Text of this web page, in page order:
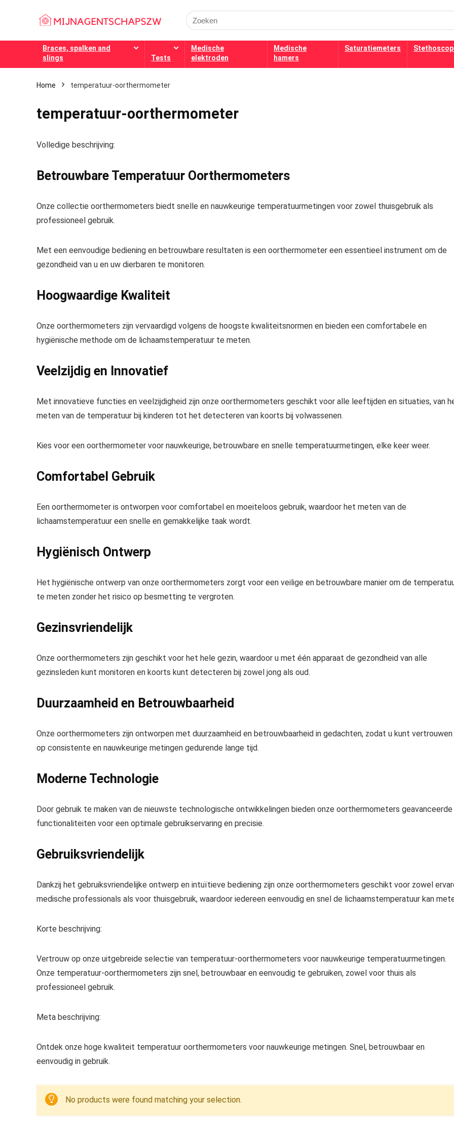
Search
for:
Braces, spalken and
slings
Tests
Medische
elektroden
Medische
hamers
Saturatiemeters
Home temperatuur-oorthermometer
temperatuur-oorthermometer
Volledige beschrijving:
Betrouwbare Temperatuur Oorthermometers
Onze collectie oorthermometers biedt snelle en nauwkeurige temperatuurmetingen voor zowel thuisgebruik als
professioneel gebruik.
Met een eenvoudige bediening en betrouwbare resultaten is een oorthermometer een essentieel instrument om de
gezondheid van u en uw dierbaren te monitoren.
Hoogwaardige Kwaliteit
Onze oorthermometers zijn vervaardigd volgens de hoogste kwaliteitsnormen en bieden een comfortabele en
hygiënische methode om de lichaamstemperatuur te meten.
Veelzijdig en Innovatief
Met innovatieve functies en veelzijdigheid zijn onze oorthermometers geschikt voor alle leeftijden en situaties, van
meten van de temperatuur bij kinderen tot het detecteren van koorts bij volwassenen.
Kies voor een oorthermometer voor nauwkeurige, betrouwbare en snelle temperatuurmetingen, elke keer weer.
Comfortabel Gebruik
Een oorthermometer is ontworpen voor comfortabel en moeiteloos gebruik, waardoor het meten van de
lichaamstemperatuur een snelle en gemakkelijke taak wordt.
Hygiënisch Ontwerp
Het hygiënische ontwerp van onze oorthermometers zorgt voor een veilige en betrouwbare manier om de
te meten zonder het risico op besmetting te vergroten.
Gezinsvriendelijk
Onze oorthermometers zijn geschikt voor het hele gezin, waardoor u met één apparaat de gezondheid van alle
gezinsleden kunt monitoren en koorts kunt detecteren bij zowel jong als oud.
Duurzaamheid en Betrouwbaarheid
Onze oorthermometers zijn ontworpen met duurzaamheid en betrouwbaarheid in gedachten, zodat u kunt vertrouwen
op consistente en nauwkeurige metingen gedurende lange tijd.
Moderne Technologie
Door gebruik te maken van de nieuwste technologische ontwikkelingen bieden onze oorthermometers geavanceerde
functionaliteiten voor een optimale gebruikservaring en precisie.
Gebruiksvriendelijk
Dankzij het gebruiksvriendelijke ontwerp en intuïtieve bediening zijn onze oorthermometers geschikt voor zowel
medische professionals als voor thuisgebruik, waardoor iedereen eenvoudig en snel de lichaamstemperatuur kan
Korte beschrijving:
Vertrouw op onze uitgebreide selectie van temperatuur-oorthermometers voor nauwkeurige temperatuurmetingen.
Onze temperatuur-oorthermometers zijn snel, betrouwbaar en eenvoudig te gebruiken, zowel voor thuis als
professioneel gebruik.
Meta beschrijving:
Ontdek onze hoge kwaliteit temperatuur oorthermometers voor nauwkeurige metingen. Snel, betrouwbaar en
eenvoudig in gebruik.
No products were found matching your selection.